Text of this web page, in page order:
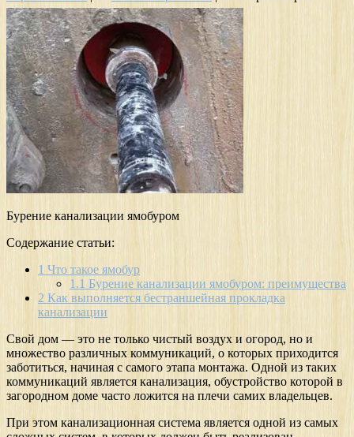
Бурение канализации ямобуром
Содержание статьи:
1 Что такое ямобур
1.1 Бурение канализации ямобуром: преимущества
2 Как выполняется бестраншейная прокладка
канализации
Свой дом — это не только чистый воздух и огород, но и
множество различных коммуникаций, о которых приходится
заботиться, начиная с самого этапа монтажа. Одной из таких
коммуникаций является канализация, обустройство которой в
загородном доме часто ложится на плечи самих владельцев.
При этом канализационная система является одной из самых